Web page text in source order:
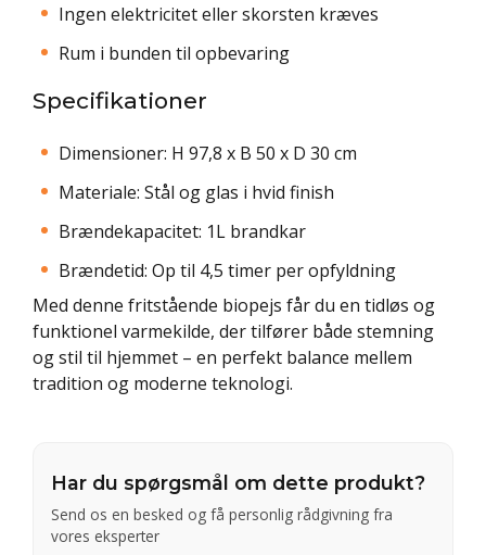
Ingen elektricitet eller skorsten kræves
Rum i bunden til opbevaring
Specifikationer
Dimensioner: H 97,8 x B 50 x D 30 cm
Materiale: Stål og glas i hvid finish
Brændekapacitet: 1L brandkar
Brændetid: Op til 4,5 timer per opfyldning
Med denne fritstående biopejs får du en tidløs og
funktionel varmekilde, der tilfører både stemning
og stil til hjemmet – en perfekt balance mellem
tradition og moderne teknologi.
Har du spørgsmål om dette produkt?
Send os en besked og få personlig rådgivning fra
vores eksperter